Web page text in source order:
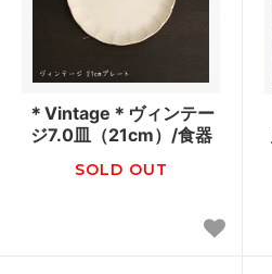
＊Vintage＊ヴィンテー
ジ7.0皿（21cm）/食器
SOLD OUT